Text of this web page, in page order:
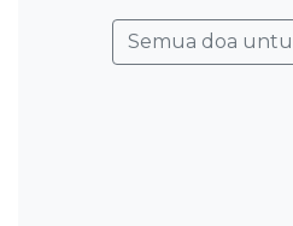
Semua doa